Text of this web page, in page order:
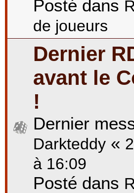
Posté dans
de joueurs
Dernier
avant le
!
Dernier
Darkteddy «
à 16:09
Posté dans